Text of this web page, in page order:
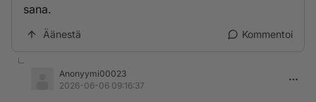
sana.
Äänestä Kommentoi
Anonyymi00023
2026-06-06 09:16:37